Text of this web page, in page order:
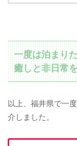
一度は泊まり
癒しと非日常
以上、福井県で一
介しました。